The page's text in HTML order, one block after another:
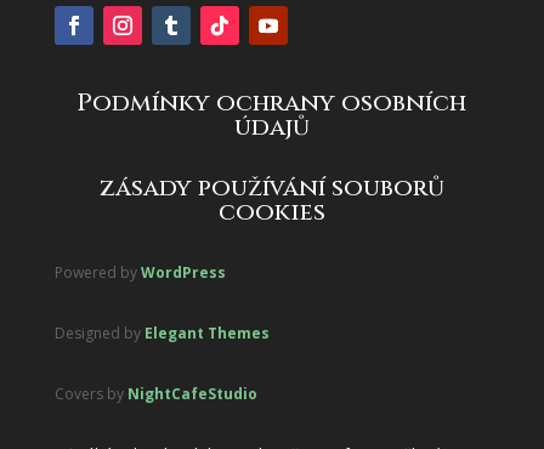
Podmínky ochrany osobních
údajů
zásady používání souborů
cookies
Powered byWordPress
Designed by Elegant Themes
Covers by NightCafeStudio